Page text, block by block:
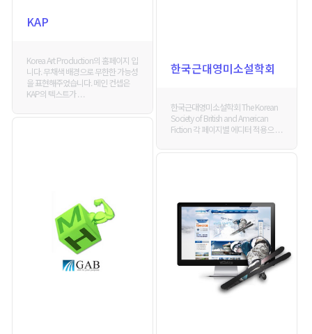
한국근대영미소설학회
한국근대영미소설학회 The Korean
Society of British and American
Fiction 각 페이지별 에디터 적용으 . . .
KAP
Korea Art Production의 홈페이지 입
니다. 무채색 배경으로 무한한 가능성
을 표현해주었습니다. 메인 컨셉은
KAP의 텍스트가 . . .